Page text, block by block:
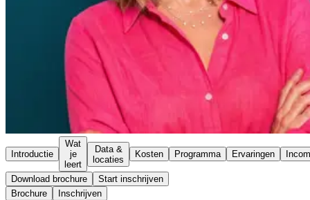
Introductie
Wat
je
leert
Data &
locaties
Kosten Programma Ervaringen
Download brochure
Start inschrijven
Brochure
Inschrijven